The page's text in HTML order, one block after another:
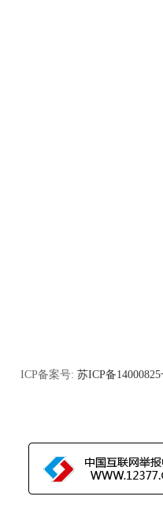
ICP备案号: 苏ICP备